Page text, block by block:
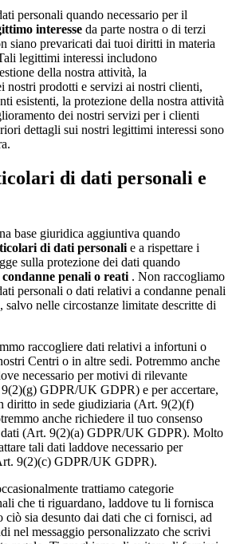
personali quando necessario per il
interesse da parte nostra o di terzi
siano prevaricati dai tuoi diritti in materia
legittimi interessi includono
della nostra attività, la
nostri prodotti e servizi ai nostri clienti,
esistenti, la protezione della nostra attività
dei nostri servizi per i clienti
dettagli sui nostri legittimi interessi sono
di dati personali e
base giuridica aggiuntiva quando
di dati personali e a rispettare i
sulla protezione dei dati quando
penali o reati . Non raccogliamo
personali o dati relativi a condanne penali
salvo nelle circostanze limitate descritte di
raccogliere dati relativi a infortuni o
Centri o in altre sedi. Potremmo anche
necessario per motivi di rilevante
GDPR/UK GDPR) e per accertare,
diritto in sede giudiziaria (Art. 9(2)(f)
anche richiedere il tuo consenso
dati (Art. 9(2)(a) GDPR/UK GDPR). Molto
tali dati laddove necessario per
9(2)(c) GDPR/UK GDPR).
trattiamo categorie
che ti riguardano, laddove tu li fornisca
ciò sia desunto dai dati che ci fornisci, ad
nel messaggio personalizzato che scrivi